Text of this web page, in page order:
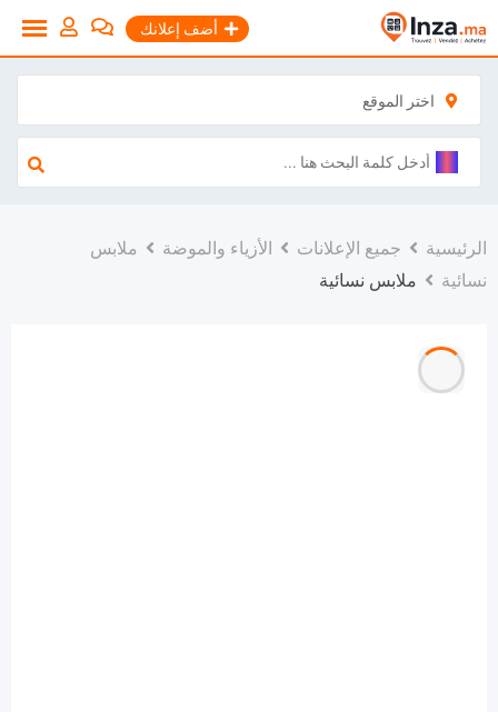
إلى
المحتوى
أضف إعلانك
اختر الموقع
الرئيسية جميع الإعلانات الأزياء والموضة
ملابس
نسائية
ملابس نسائية